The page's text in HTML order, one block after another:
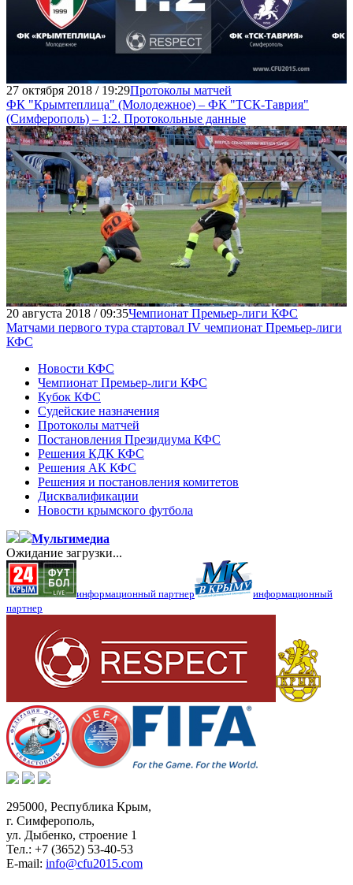
27 октября 2018 / 19:29Протоколы матчей
ФК "Крымтеплица" (Молодежное) – ФК "ТСК-Таврия"
(Симферополь) – 1:2. Протокольные данные
20 августа 2018 / 09:35Чемпионат Премьер-лиги КФС
Матчами первого тура стартовал IV чемпионат Премьер-лиги
КФС
Новости КФС
Чемпионат Премьер-лиги КФС
Кубок КФС
Судейские назначения
Протоколы матчей
Постановления Президиума КФС
Решения КДК КФС
Решения АК КФС
Решения и постановления комитетов
Дисквалификации
Новости крымского футбола
Мультимедиа
Ожидание загрузки...
информационный партнер
информационный
партнер
295000, Республика Крым,
г. Симферополь,
ул. Дыбенко, строение 1
Тел.: +7 (3652) 53-40-53
E-mail: info@cfu2015.com